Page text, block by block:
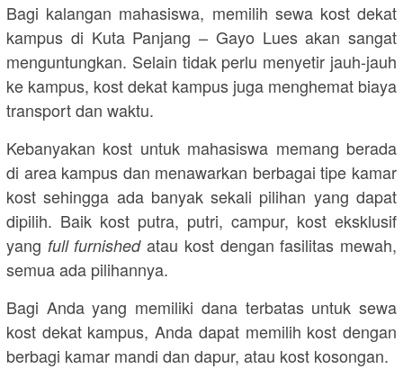
Bagi kalangan mahasiswa, memilih sewa kost dekat
kampus di Kuta Panjang – Gayo Lues akan sangat
menguntungkan. Selain tidak perlu menyetir jauh-jauh
ke kampus, kost dekat kampus juga menghemat biaya
transport dan waktu.
Kebanyakan kost untuk mahasiswa memang berada
di area kampus dan menawarkan berbagai tipe kamar
kost sehingga ada banyak sekali pilihan yang dapat
dipilih. Baik kost putra, putri, campur, kost eksklusif
yang full furnishedatau kost dengan fasilitas mewah,
semua ada pilihannya.
Bagi Anda yang memiliki dana terbatas untuk sewa
kost dekat kampus, Anda dapat memilih kost dengan
berbagi kamar mandi dan dapur, atau kost kosongan.